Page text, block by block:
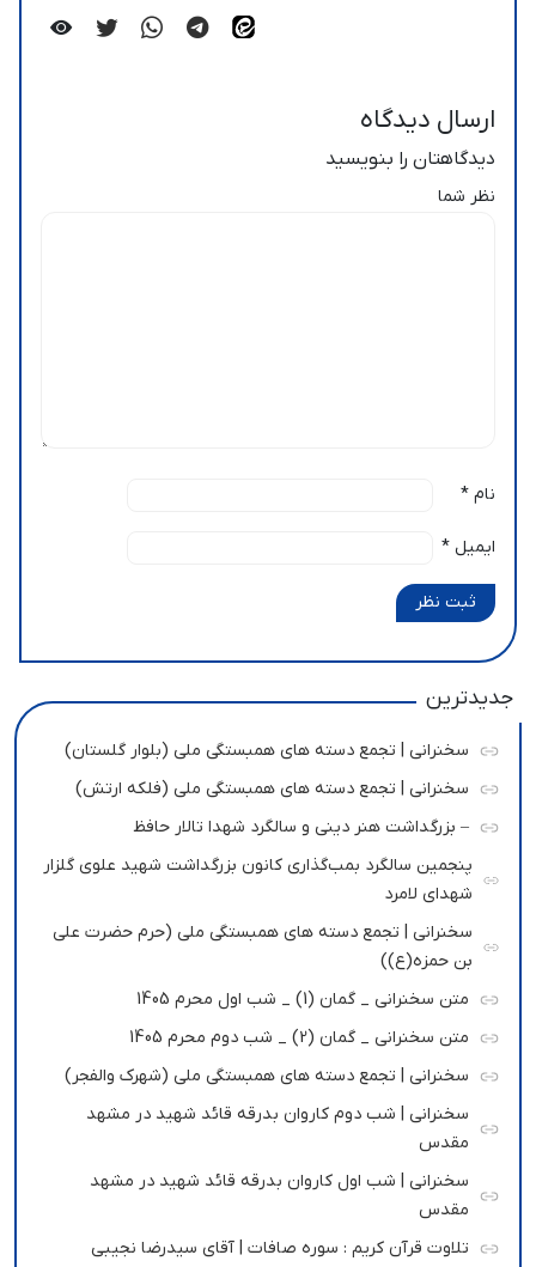
ارسال دیدگاه
دیدگاهتان را بنویسید
نظر شما
نام *
ایمیل *
ثبت نظر
جدیدترین
سخنرانی | تجمع دسته های همبستگی ملی (بلوار گلستان)
سخنرانی | تجمع دسته های همبستگی ملی (فلکه ارتش)
– بزرگداشت هنر دینی و سالگرد شهدا تالار حافظ
پنجمین سالگرد بمب‌گذاری کانون بزرگداشت شهید علوی گلزار
شهدای لامرد
سخنرانی | تجمع دسته های همبستگی ملی (حرم حضرت علی
بن حمزه(ع))
متن سخنرانی _ گمان (1) _ شب اول محرم 1405
متن سخنرانی _ گمان (2) _ شب دوم محرم 1405
سخنرانی | تجمع دسته های همبستگی ملی (شهرک والفجر)
سخنرانی | شب دوم کاروان بدرقه قائد شهید در مشهد
مقدس
سخنرانی | شب اول کاروان بدرقه قائد شهید در مشهد
مقدس
تلاوت قرآن کریم : سوره صافات | آقای سیدرضا نجیبی